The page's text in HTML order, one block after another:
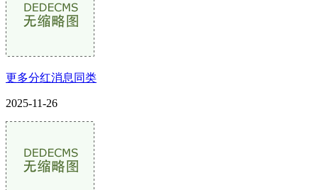
更多分红消息同类
2025-11-26